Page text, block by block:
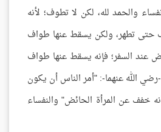
والحمد لله، لكن لا تطوف؛ لأنه
حتى تطهر، ولكن يسقط عنها طواف
عند السفر؛ فإنه يسقط عنها طواف
الله عنهما-: "أمر الناس أن يكون
خفف عن المرأة الحائض" والنفساء